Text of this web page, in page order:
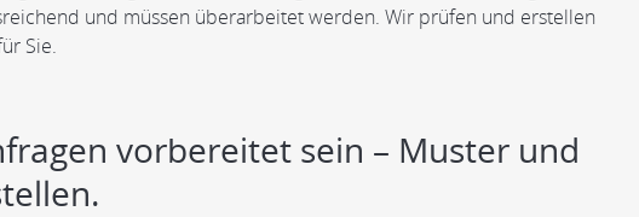
und müssen überarbeitet werden. Wir prüfen und erstellen
Sie.
vorbereitet sein – Muster und